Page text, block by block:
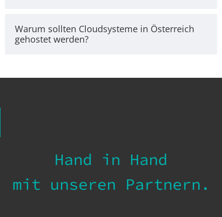
Warum sollten Cloudsysteme in Österreich
gehostet werden?
Hand in Hand
mit unseren Partnern.